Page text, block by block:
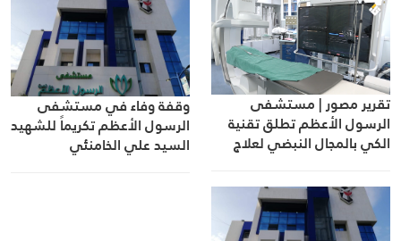
تقرير مصور | مستشفى
الرسول الأعظم تطلق تقنية
الكي بالمجال النبضي لعلاج
وقفة وفاء في مستشفى
الرسول الأعظم تكريماً للشهيد
السيد علي الخامنئي